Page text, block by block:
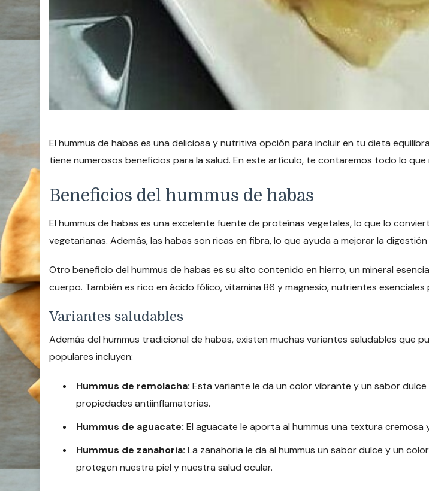
El hummus de habas es una deliciosa y nutritiva opción para incluir en tu dieta
tiene numerosos beneficios para la salud. En este artículo, te contaremos todo lo
Beneficios del hummus de habas
El hummus de habas es una excelente fuente de proteínas vegetales, lo que lo
vegetarianas. Además, las habas son ricas en fibra, lo que ayuda a mejorar la
Otro beneficio del hummus de habas es su alto contenido en hierro, un mineral
cuerpo. También es rico en ácido fólico, vitamina B6 y magnesio, nutrientes
Variantes saludables
Además del hummus tradicional de habas, existen muchas variantes saludables
populares incluyen:
Hummus de remolacha: Esta variante le da un color vibrante y un sabor
propiedades antiinflamatorias.
Hummus de aguacate: El aguacate le aporta al hummus una textura cremosa
Hummus de zanahoria: La zanahoria le da al hummus un sabor dulce y un
protegen nuestra piel y nuestra salud ocular.